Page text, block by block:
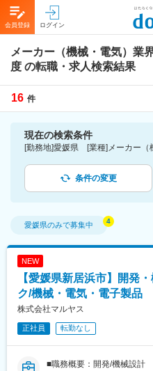
会員登録 ログイン
メーカー（機械・電気）業
度 の転職・求人検索結果
16 件
現在の検索条件
条件の変更
愛媛県のみで募集中
NEW
【愛媛県新居浜市】開発
ク/機械・電気・電子製品
株式会社マルヤス
正社員 転勤なし
■職務概要：開発/機械設計